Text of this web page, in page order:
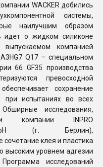
WACKER добились
системы,
наилучшим образом
идет о жидком силиконе
компанией
Q17 – специальном
66 GF35 производства
превосходной
сохранение
при испытаниях во всех
исследования,
компании INPRO
mbH (г. Берлин),
клея и пластика
высоким уровнем адгезии
исследований